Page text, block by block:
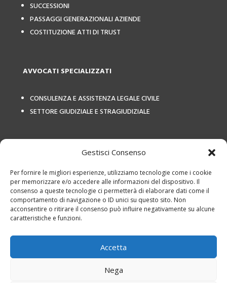
Gestisci Consenso
Per fornire le migliori esperienze, utilizziamo tecnologie come i cookie
per memorizzare e/o accedere alle informazioni del dispositivo. Il
consenso a queste tecnologie ci permetterà di elaborare dati come il
comportamento di navigazione o ID unici su questo sito. Non
acconsentire o ritirare il consenso può influire negativamente su alcune
caratteristiche e funzioni.
Accetta
Nega
SUCCESSIONI
PASSAGGI GENERAZIONALI AZIENDE
COSTITUZIONE ATTI DI TRUST
AVVOCATI SPECIALIZZATI
CONSULENZA E ASSISTENZA LEGALE CIVILE
SETTORE GIUDIZIALE E STRAGIUDIZIALE
COLLEGAMENTI ESTERNI
utilizzo| Cookies
Calvetto – P.IVA: 12798460155
Studio Legale Avv Calvetto – P.IVA: 12798460155 è responsabile per i